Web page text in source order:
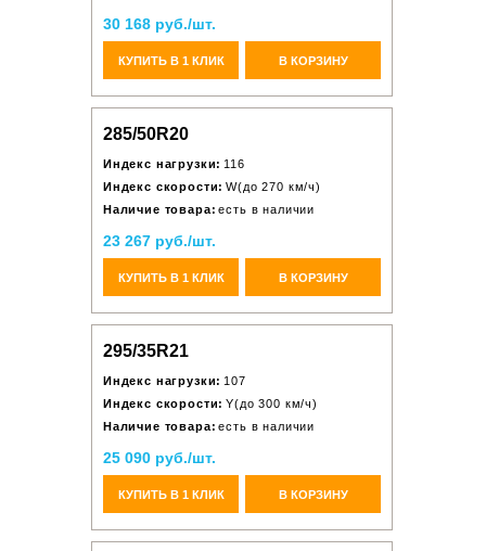
30 168 руб./шт.
КУПИТЬ В 1 КЛИК В КОРЗИНУ
285/50R20
Индекс нагрузки: 116
Индекс скорости: W(до 270 км/ч)
Наличие товара: есть в наличии
23 267 руб./шт.
КУПИТЬ В 1 КЛИК В КОРЗИНУ
295/35R21
Индекс нагрузки: 107
Индекс скорости: Y(до 300 км/ч)
Наличие товара: есть в наличии
25 090 руб./шт.
КУПИТЬ В 1 КЛИК В КОРЗИНУ